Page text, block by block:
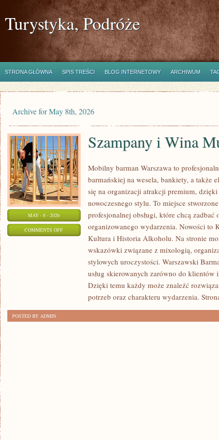
Turystyka, Podróże
STRONA GŁÓWNA SPIS TREŚCI BLOG INTERNETOWY ARCHIWUM
Archive for May 8th, 2026
MAY - 8 - 2026
COMMENTS OFFON
SZAMPANY
Szampany i Wina
Mobilny barman Warszawa to
barmańskiej na wesela, bankiety, a także
się na organizacji atrakcji premium,
nowoczesnego stylu. To miejsce
profesjonalnej obsługi, które chcą
organizowanego wydarzenia. Nowości
Kultura i Historia Alkoholu. Na stronie
wskazówki związane z mixologią,
stylowych uroczystości. Warszawski
usług skierowanych zarówno do
Dzięki temu każdy może znaleźć
potrzeb oraz charakteru wydarzenia.
POSTED BY ADMIN